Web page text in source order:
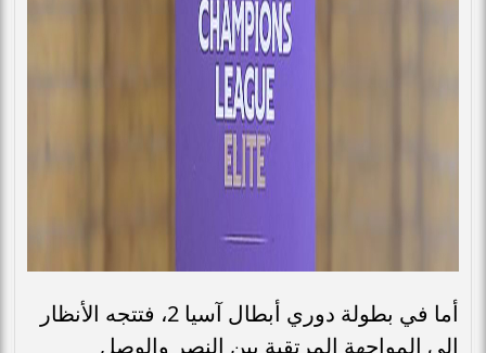
أما في بطولة دوري أبطال آسيا 2، فتتجه الأنظار
إلى المواجهة المرتقبة بين النصر والوصل